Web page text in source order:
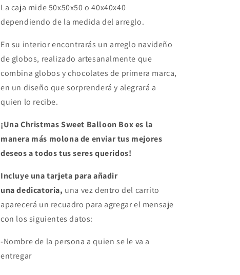
La caja mide 50x50x50 o 40x40x40
dependiendo de la medida del arreglo.
En su interior encontrarás un arreglo navideño
de globos, realizado artesanalmente que
combina globos y chocolates de primera marca,
en un diseño que sorprenderá y alegrará a
quien lo recibe.
¡Una Christmas Sweet Balloon Box es la
manera más molona de enviar tus mejores
deseos a todos tus seres queridos!
Incluye una tarjeta para añadir
una dedicatoria, una vez dentro del carrito
aparecerá un recuadro para agregar el mensaje
con los siguientes datos:
-Nombre de la persona a quien se le va a
entregar